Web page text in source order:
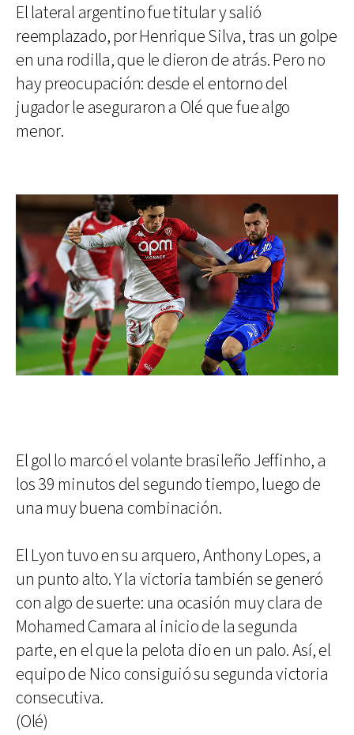
El lateral argentino fue titular y salió
reemplazado, por Henrique Silva, tras un golpe
en una rodilla, que le dieron de atrás. Pero no
hay preocupación: desde el entorno del
jugador le aseguraron a Olé que fue algo
menor.
El gol lo marcó el volante brasileño Jeffinho, a
los 39 minutos del segundo tiempo, luego de
una muy buena combinación.
El Lyon tuvo en su arquero, Anthony Lopes, a
un punto alto. Y la victoria también se generó
con algo de suerte: una ocasión muy clara de
Mohamed Camara al inicio de la segunda
parte, en el que la pelota dio en un palo. Así, el
equipo de Nico consiguió su segunda victoria
consecutiva.
(Olé)